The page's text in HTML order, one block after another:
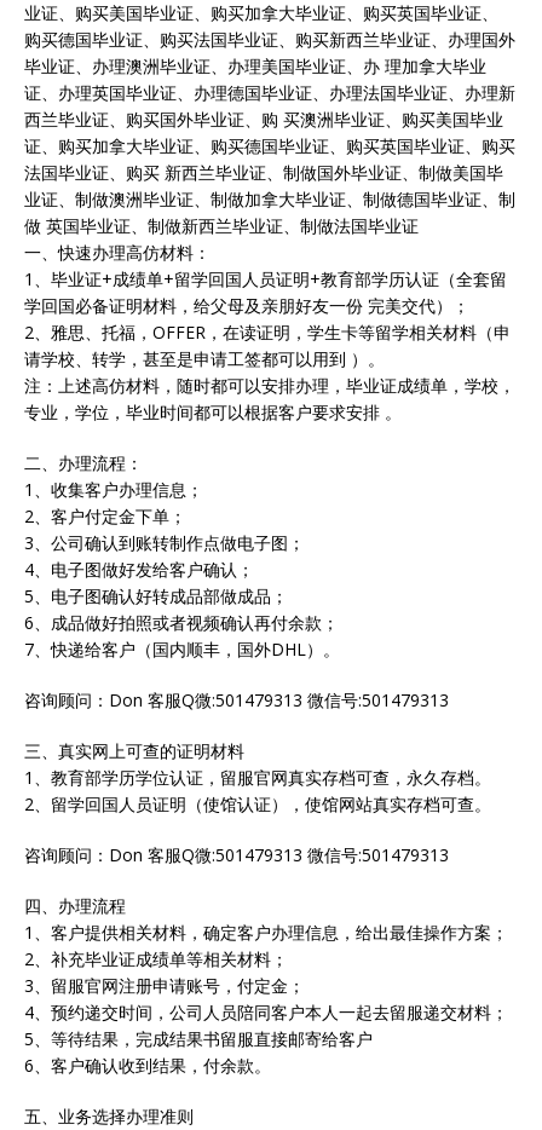
业证、购买美国毕业证、购买加拿大毕业证、购买英国毕业证、
购买德国毕业证、购买法国毕业证、购买新西兰毕业证、办理国外
毕业证、办理澳洲毕业证、办理美国毕业证、办 理加拿大毕业
证、办理英国毕业证、办理德国毕业证、办理法国毕业证、办理新
西兰毕业证、购买国外毕业证、购 买澳洲毕业证、购买美国毕业
证、购买加拿大毕业证、购买德国毕业证、购买英国毕业证、购买
法国毕业证、购买 新西兰毕业证、制做国外毕业证、制做美国毕
业证、制做澳洲毕业证、制做加拿大毕业证、制做德国毕业证、制
做 英国毕业证、制做新西兰毕业证、制做法国毕业证
一、快速办理高仿材料：
1、毕业证+成绩单+留学回国人员证明+教育部学历认证（全套留
学回国必备证明材料，给父母及亲朋好友一份 完美交代）；
2、雅思、托福，OFFER，在读证明，学生卡等留学相关材料（申
请学校、转学，甚至是申请工签都可以用到 ）。
注：上述高仿材料，随时都可以安排办理，毕业证成绩单，学校，
专业，学位，毕业时间都可以根据客户要求安排 。
二、办理流程：
1、收集客户办理信息；
2、客户付定金下单；
3、公司确认到账转制作点做电子图；
4、电子图做好发给客户确认；
5、电子图确认好转成品部做成品；
6、成品做好拍照或者视频确认再付余款；
7、快递给客户（国内顺丰，国外DHL）。
咨询顾问：Don 客服Q微:501479313 微信号:501479313
三、真实网上可查的证明材料
1、教育部学历学位认证，留服官网真实存档可查，永久存档。
2、留学回国人员证明（使馆认证），使馆网站真实存档可查。
咨询顾问：Don 客服Q微:501479313 微信号:501479313
四、办理流程
1、客户提供相关材料，确定客户办理信息，给出最佳操作方案；
2、补充毕业证成绩单等相关材料；
3、留服官网注册申请账号，付定金；
4、预约递交时间，公司人员陪同客户本人一起去留服递交材料；
5、等待结果，完成结果书留服直接邮寄给客户
6、客户确认收到结果，付余款。
五、业务选择办理准则